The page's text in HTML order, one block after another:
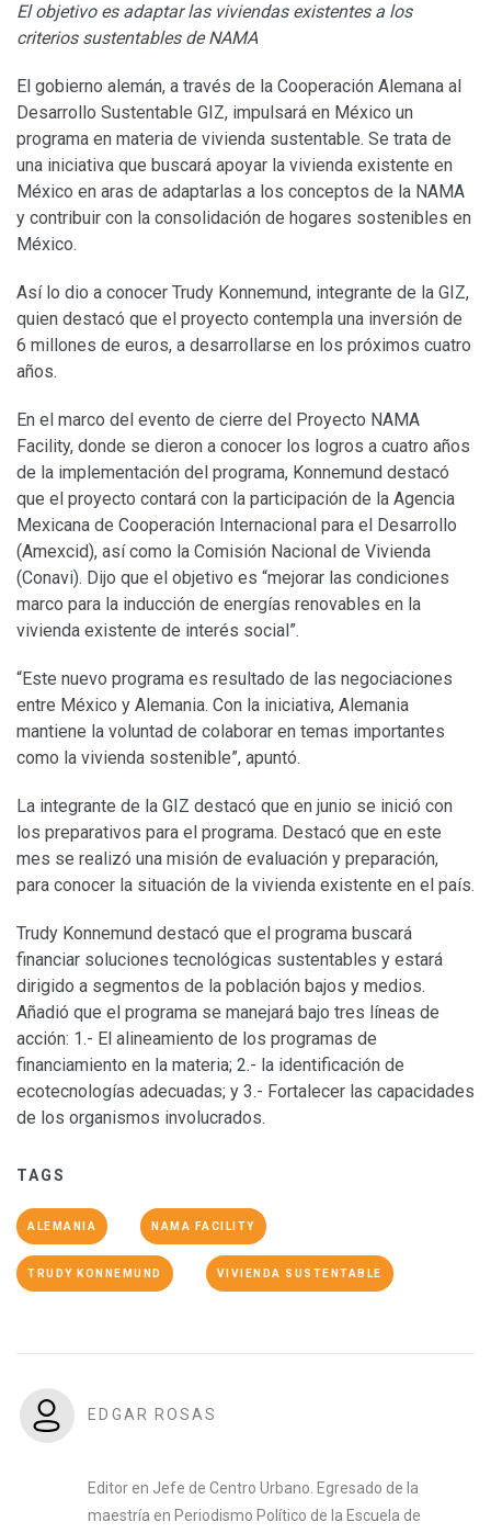
El objetivo es adaptar las viviendas existentes a los
criterios sustentables de NAMA
El gobierno alemán, a través de la Cooperación Alemana al
Desarrollo Sustentable GIZ, impulsará en México un
programa en materia de vivienda sustentable. Se trata de
una iniciativa que buscará apoyar la vivienda existente en
México en aras de adaptarlas a los conceptos de la NAMA
y contribuir con la consolidación de hogares sostenibles en
México.
Así lo dio a conocer Trudy Konnemund, integrante de la GIZ,
quien destacó que el proyecto contempla una inversión de
6 millones de euros, a desarrollarse en los próximos cuatro
años.
En el marco del evento de cierre del Proyecto NAMA
Facility, donde se dieron a conocer los logros a cuatro años
de la implementación del programa, Konnemund destacó
que el proyecto contará con la participación de la Agencia
Mexicana de Cooperación Internacional para el Desarrollo
(Amexcid), así como la Comisión Nacional de Vivienda
(Conavi). Dijo que el objetivo es “mejorar las condiciones
marco para la inducción de energías renovables en la
vivienda existente de interés social”.
“Este nuevo programa es resultado de las negociaciones
entre México y Alemania. Con la iniciativa, Alemania
mantiene la voluntad de colaborar en temas importantes
como la vivienda sostenible”, apuntó.
La integrante de la GIZ destacó que en junio se inició con
los preparativos para el programa. Destacó que en este
mes se realizó una misión de evaluación y preparación,
para conocer la situación de la vivienda existente en el país.
Trudy Konnemund destacó que el programa buscará
financiar soluciones tecnológicas sustentables y estará
dirigido a segmentos de la población bajos y medios.
Añadió que el programa se manejará bajo tres líneas de
acción: 1.- El alineamiento de los programas de
financiamiento en la materia; 2.- la identificación de
ecotecnologías adecuadas; y 3.- Fortalecer las capacidades
de los organismos involucrados.
TAGS
ALEMANIA NAMA FACILITY
TRUDY KONNEMUND VIVIENDA SUSTENTABLE
EDGAR ROSAS
Editor en Jefe de Centro Urbano. Egresado de la
maestría en Periodismo Político de la Escuela de